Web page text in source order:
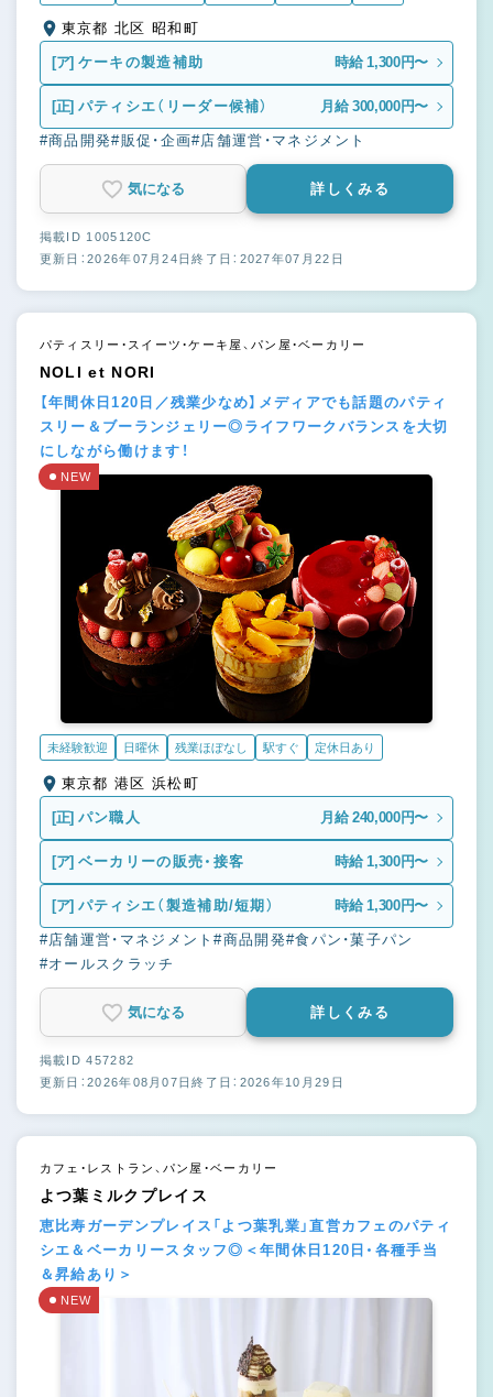
東京都 北区 昭和町
[ア] ケーキの製造補助 時給 1,300円〜
[正] パティシエ（リーダー候補） 月給 300,000円〜
#商品開発#販促・企画#店舗運営・マネジメント
気になる 詳しくみる
掲載ID 1005120C
更新日：2026年07月24日終了日：2027年07月22日
パティスリー・スイーツ・ケーキ屋、パン屋・ベーカリー
NOLI et NORI
【年間休日120日／残業少なめ】メディアでも話題のパティ
スリー＆ブーランジェリー◎ライフワークバランスを大切
にしながら働けます！
NEW
未経験歓迎 日曜休 残業ほぼなし 駅すぐ 定休日あり
東京都 港区 浜松町
[正] パン職人 月給 240,000円〜
[ア] ベーカリーの販売・接客 時給 1,300円〜
[ア] パティシエ（製造補助/短期） 時給 1,300円〜
#店舗運営・マネジメント#商品開発#食パン・菓子パン
#オールスクラッチ
気になる 詳しくみる
掲載ID 457282
更新日：2026年08月07日終了日：2026年10月29日
カフェ・レストラン、パン屋・ベーカリー
よつ葉ミルクプレイス
恵比寿ガーデンプレイス「よつ葉乳業」直営カフェのパティ
シエ＆ベーカリースタッフ◎＜年間休日120日・各種手当
＆昇給あり＞
NEW